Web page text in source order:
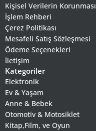
Kişisel Verilerin Korunması
İşlem Rehberi
Çerez Politikası
Mesafeli Satış Sözleşmesi
Ödeme Seçenekleri
İletişim
Kategoriler
Elektronik
Ev & Yaşam
Anne & Bebek
Otomotiv & Motosiklet
Kitap,Film, ve Oyun